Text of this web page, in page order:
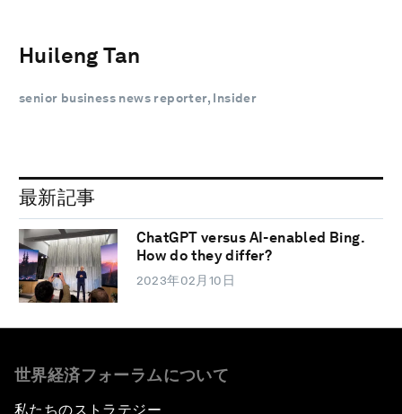
Huileng Tan
senior business news reporter, Insider
最新記事
ChatGPT versus AI-enabled Bing.
How do they differ?
2023年02月10日
世界経済フォーラムについて
私たちのストラテジー